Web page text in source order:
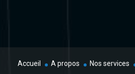
Accueil A propos Nos services